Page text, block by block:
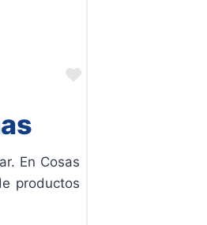
Favorito
En Cosas
productos